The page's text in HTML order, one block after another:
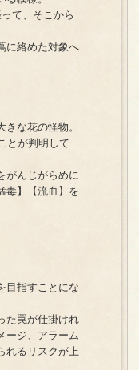
て、そこから
に絡めた対象へ
な花の怪物。
とが判明して
がんじがらめに
毒】【流血】を
目指すことにな
た罠が仕掛けれ
ージ、アラーム
れるリスクが上